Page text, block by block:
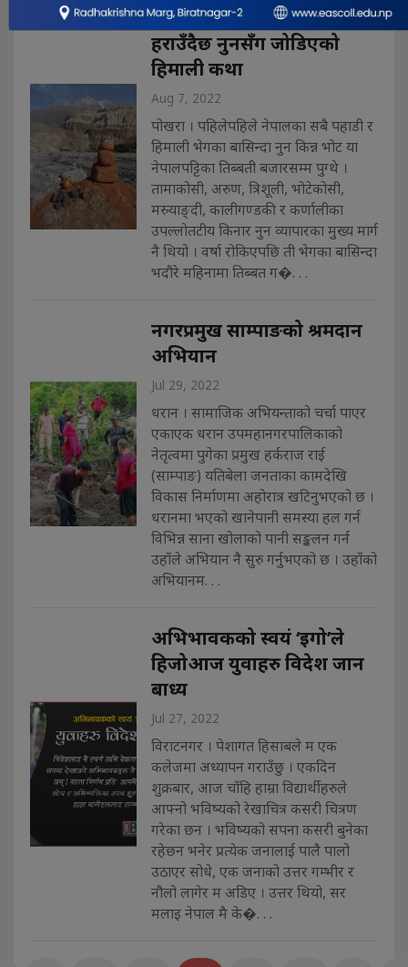
हराउँदैछ नुनसँग जोडिएको
हिमाली कथा
Aug 7, 2022
पोखरा । पहिलेपहिले नेपालका सबै पहाडी र
हिमाली भेगका बासिन्दा नुन किन्न भोट या
नेपालपट्टिका तिब्बती बजारसम्म पुग्थे ।
तामाकोसी, अरुण, त्रिशूली, भोटेकोसी,
मस्र्याङ्दी, कालीगण्डकी र कर्णालीका
उपल्लोतटीय किनार नुन व्यापारका मुख्य मार्ग
नै थियो । वर्षा रोकिएपछि ती भेगका बासिन्दा
भदौरे महिनामा तिब्बत ग�. . .
नगरप्रमुख साम्पाङको श्रमदान
अभियान
Jul 29, 2022
धरान । सामाजिक अभियन्ताको चर्चा पाएर
एकाएक धरान उपमहानगरपालिकाको
नेतृत्वमा पुगेका प्रमुख हर्कराज राई
(साम्पाङ) यतिबेला जनताका कामदेखि
विकास निर्माणमा अहोरात्र खटिनुभएको छ ।
धरानमा भएको खानेपानी समस्या हल गर्न
विभिन्न साना खोलाको पानी सङ्कलन गर्न
उहाँले अभियान नै सुरु गर्नुभएको छ । उहाँको
अभियानम. . .
अभिभावकको स्वयं ‘इगो’ले
हिजोआज युवाहरु विदेश जान
बाध्य
Jul 27, 2022
विराटनगर । पेशागत हिसाबले म एक
कलेजमा अध्यापन गराउँछु । एकदिन
शुक्रबार, आज चाँहि हाम्रा विद्यार्थीहरुले
आफ्नो भविष्यको रेखाचित्र कसरी चित्रण
गरेका छन । भविष्यको सपना कसरी बुनेका
रहेछन भनेर प्रत्येक जनालाई पालै पालो
उठाएर सोधे, एक जनाको उत्तर गम्भीर र
नौलो लागेर म अडिए‌ । उत्तर थियो, सर
मलाइ नेपाल मै के�. . .